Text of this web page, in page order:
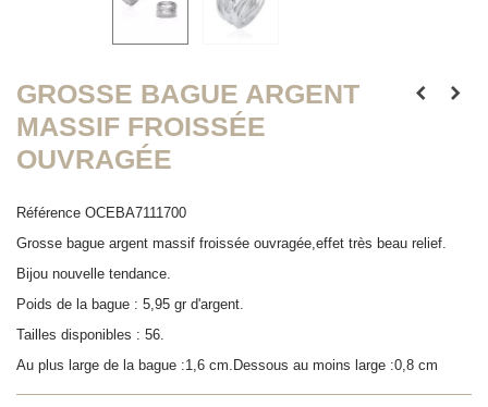
GROSSE BAGUE ARGENT
MASSIF FROISSÉE
OUVRAGÉE
Référence OCEBA7111700
Grosse bague argent massif froissée ouvragée,effet très beau relief.
Bijou nouvelle tendance.
Poids de la bague : 5,95 gr d'argent.
Tailles disponibles : 56.
Au plus large de la bague :1,6 cm.Dessous au moins large :0,8 cm